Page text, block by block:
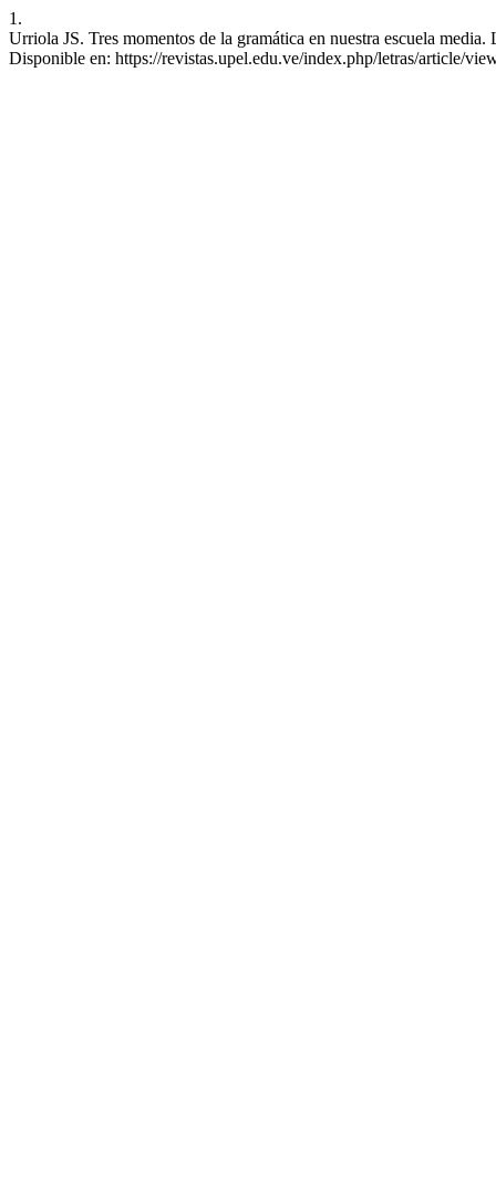
1.
Urriola JS. Tres momentos de la gramática en nuestra escuela
Disponible en: https://revistas.upel.edu.ve/index.php/letras/article/